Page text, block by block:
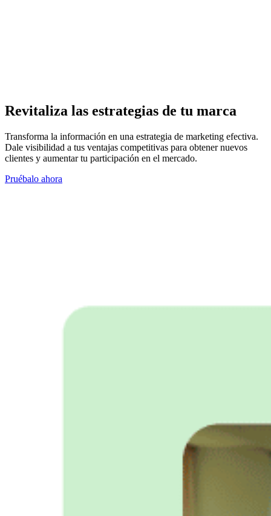
Revitaliza las estrategias de tu marca
Transforma la información en una estrategia de marketing efectiva.
Dale visibilidad a tus ventajas competitivas para obtener nuevos
clientes y aumentar tu participación en el mercado.
Pruébalo ahora